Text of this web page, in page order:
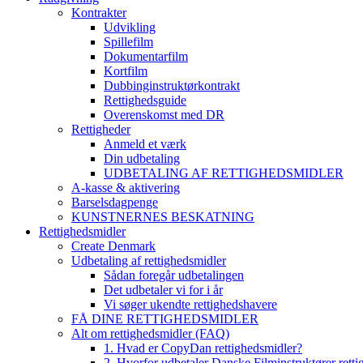
Kontrakter
Udvikling
Spillefilm
Dokumentarfilm
Kortfilm
Dubbinginstruktørkontrakt
Rettighedsguide
Overenskomst med DR
Rettigheder
Anmeld et værk
Din udbetaling
UDBETALING AF RETTIGHEDSMIDLER
A-kasse & aktivering
Barselsdagpenge
KUNSTNERNES BESKATNING
Rettighedsmidler
Create Denmark
Udbetaling af rettighedsmidler
Sådan foregår udbetalingen
Det udbetaler vi for i år
Vi søger ukendte rettighedshavere
FÅ DINE RETTIGHEDSMIDLER
Alt om rettighedsmidler (FAQ)
1. Hvad er CopyDan rettighedsmidler?